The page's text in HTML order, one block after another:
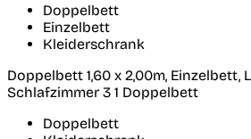
Doppelbett
Einzelbett
Kleiderschrank
Doppelbett 1,60 x 2,00m, Einzelbett,
Schlafzimmer 3 1 Doppelbett
Doppelbett